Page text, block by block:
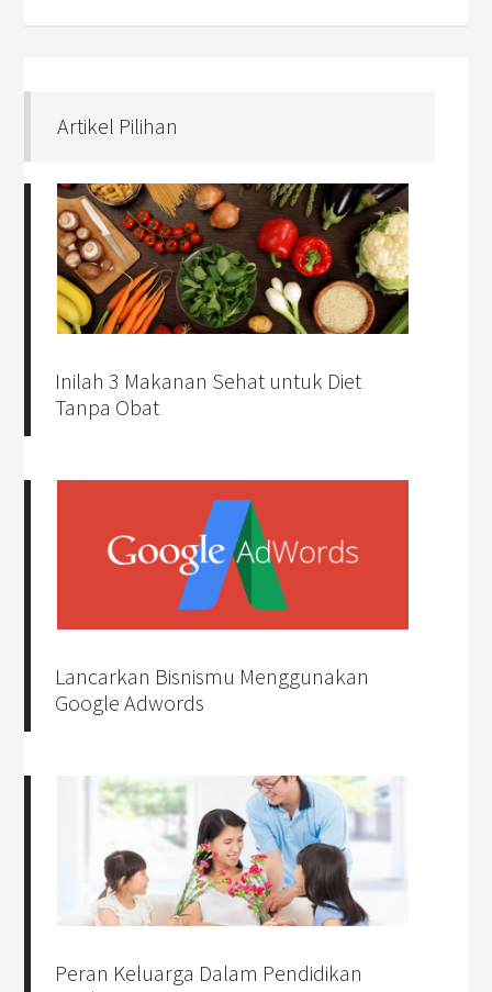
Artikel Pilihan
Inilah 3 Makanan Sehat untuk Diet
Tanpa Obat
Lancarkan Bisnismu Menggunakan
Google Adwords
Peran Keluarga Dalam Pendidikan